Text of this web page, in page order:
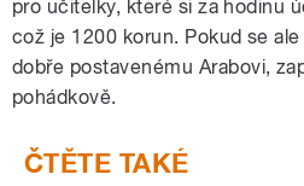
pro učitelky, které si za hodinu
což je 1200 korun. Pokud se
dobře postavenému Arabovi,
pohádkově.